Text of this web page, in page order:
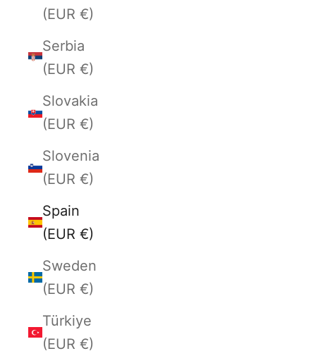
(EUR €)
Serbia
(EUR €)
Slovakia
(EUR €)
Slovenia
(EUR €)
Spain
(EUR €)
Sweden
(EUR €)
Türkiye
(EUR €)